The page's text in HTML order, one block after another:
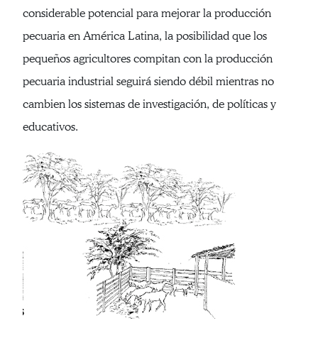
considerable potencial para mejorar la producción
pecuaria en América Latina, la posibilidad que los
pequeños agricultores compitan con la producción
pecuaria industrial seguirá siendo débil mientras no
cambien los sistemas de investigación, de políticas y
educativos.